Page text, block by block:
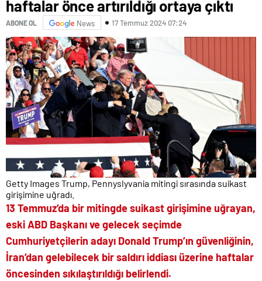
haftalar önce artırıldığı ortaya çıktı
ABONE OL News 17 Temmuz 2024 07:24
Getty Images Trump, Pennyslyvania mitingi sırasında suikast
girişimine uğradı.
13 Temmuz’da bir mitingde suikast girişimine uğrayan,
eski ABD Başkanı ve gelecek seçimde
Cumhuriyetçilerin adayı Donald Trump’ın güvenliğinin,
İran’dan gelebilecek bir saldırı iddiası üzerine haftalar
öncesinden sıkılaştırıldığı belirlendi.